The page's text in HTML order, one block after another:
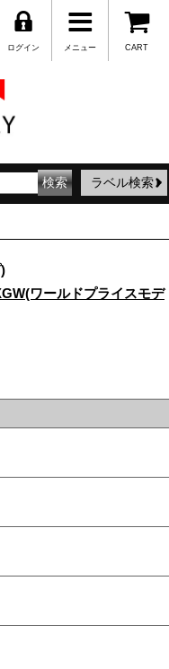
CART
メニュー
ログイン
ラベル検索
ワールドプライスモデ